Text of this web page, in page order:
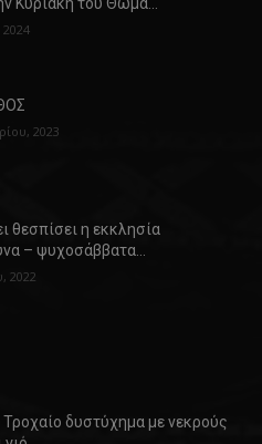
2023
θεσπίσει η εκκλησία
– ψυχοσάββατα…
2022
δυστύχημα με νεκρούς